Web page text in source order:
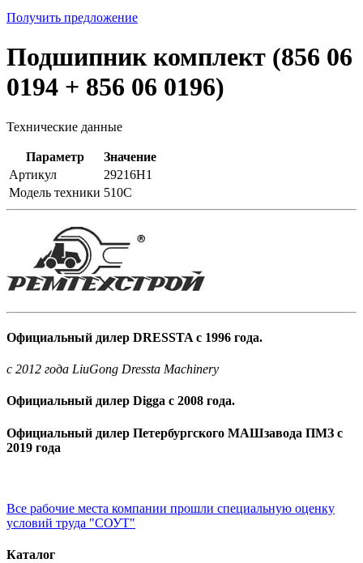
Получить предложение
Подшипник комплект (856 06
0194 + 856 06 0196)
Технические данные
Параметр
Значение
Артикул
29216H1
Модель техники 510С
Официальный дилер DRESSTA с 1996 года.
c 2012 года LiuGong Dressta Machinery
Официальный дилер Digga с 2008 года.
Официальный дилер Петербургского МАШзавода ПМЗ с
2019 года
Все рабочие места компании прошли специальную оценку
условий труда "СОУТ"
Каталог